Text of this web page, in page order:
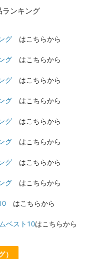
ンキング
グ はこちらから
グ はこちらから
グ はこちらから
グ はこちらから
グ はこちらから
グ はこちらから
グ はこちらから
グ はこちらから
はこちらから
ベスト10はこちらから
）